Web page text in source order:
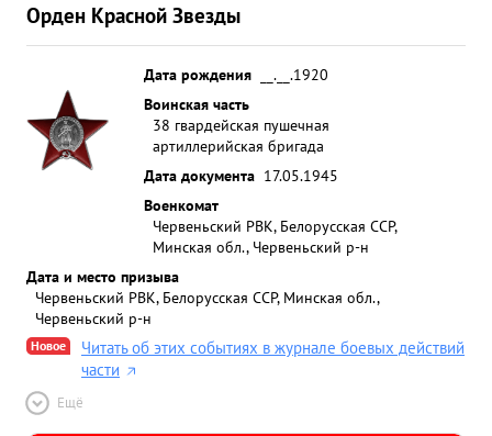
Орден Красной Звезды
Дата рождения
__.__.1920
Воинская часть
38 гвардейская пушечная
артиллерийская бригада
Дата документа 17.05.1945
Военкомат
Червеньский РВК, Белорусская ССР,
Минская обл., Червеньский р-н
Дата и место призыва
Червеньский РВК, Белорусская ССР, Минская обл.,
Червеньский р-н
Новое
Читать об этих событиях в журнале боевых действий
части
Ещё